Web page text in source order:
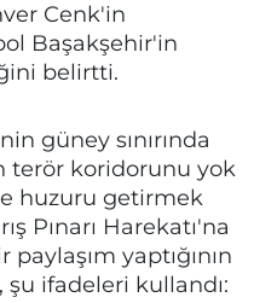
Cenk'in
Başakşehir'in
belirtti.
güney sınırında
terör koridorunu yok
huzuru getirmek
Pınarı Harekatı'na
yaptığının
şu ifadeleri kullandı: